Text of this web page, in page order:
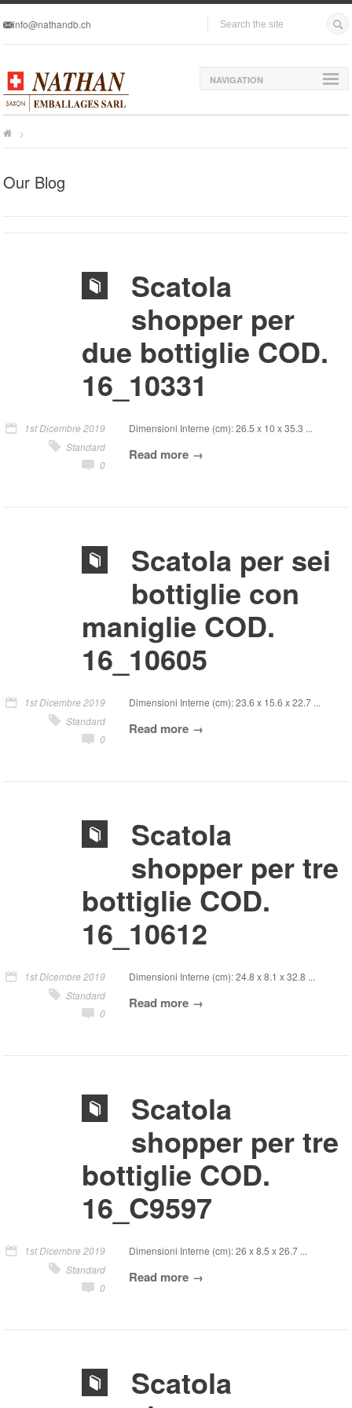
info@nathandb.ch
NAVIGATION
>
Our Blog
Scatola
shopper per
due bottiglie COD.
16_10331
1st Dicembre 2019
Standard
0
Dimensioni Interne (cm): 26.5 x 10 x 35.3 ...
Read more
Scatola per sei
bottiglie con
maniglie COD.
16_10605
1st Dicembre 2019
Standard
0
Dimensioni Interne (cm): 23.6 x 15.6 x 22.7 ...
Read more
Scatola
shopper per tre
bottiglie COD.
16_10612
1st Dicembre 2019
Standard
0
Dimensioni Interne (cm): 24.8 x 8.1 x 32.8 ...
Read more
Scatola
shopper per tre
bottiglie COD.
16_C9597
1st Dicembre 2019
Standard
0
Dimensioni Interne (cm): 26 x 8.5 x 26.7 ...
Read more
Scatola